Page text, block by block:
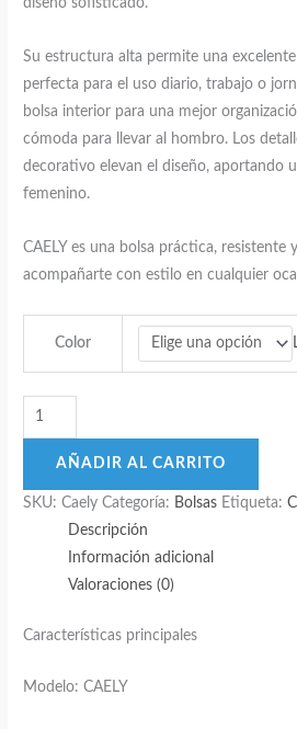
Su estructura alta permite una
perfecta para el uso diario, trabajo o
bolsa interior para una mejor
cómoda para llevar al hombro. Los
decorativo elevan el diseño, aportando
femenino.
CAELY es una bolsa práctica, resistente
acompañarte con estilo en cualquier
Color
Bolsa
CAELY
Estilo
y
capacidad
AÑADIR AL CARRITO
SKU:Caely Categoría: Bolsas Etiqueta:
Descripción
Información adicional
Valoraciones (0)
Características principales
Modelo: CAELY